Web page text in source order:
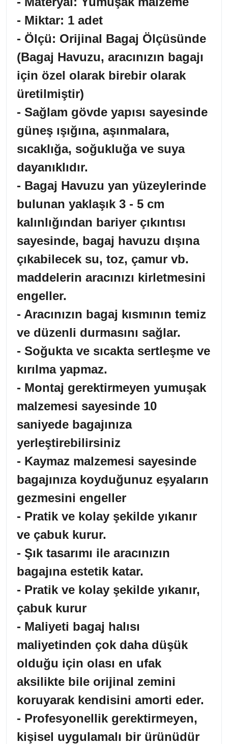
- Miktar: 1 adet
- Ölçü: Orijinal Bagaj Ölçüsünde
(Bagaj Havuzu, aracınızın bagajı
için özel olarak birebir olarak
üretilmiştir)
- Sağlam gövde yapısı sayesinde
güneş ışığına, aşınmalara,
sıcaklığa, soğukluğa ve suya
dayanıklıdır.
- Bagaj Havuzu yan yüzeylerinde
bulunan yaklaşık 3 - 5 cm
kalınlığından bariyer çıkıntısı
sayesinde, bagaj havuzu dışına
çıkabilecek su, toz, çamur vb.
maddelerin aracınızı kirletmesini
engeller.
- Aracınızın bagaj kısmının temiz
ve düzenli durmasını sağlar.
- Soğukta ve sıcakta sertleşme ve
kırılma yapmaz.
- Montaj gerektirmeyen yumuşak
malzemesi sayesinde 10
saniyede bagajınıza
yerleştirebilirsiniz
- Kaymaz malzemesi sayesinde
bagajınıza koyduğunuz eşyaların
gezmesini engeller
- Pratik ve kolay şekilde yıkanır
ve çabuk kurur.
- Şık tasarımı ile aracınızın
bagajına estetik katar.
- Pratik ve kolay şekilde yıkanır,
çabuk kurur
- Maliyeti bagaj halısı
maliyetinden çok daha düşük
olduğu için olası en ufak
aksilikte bile orijinal zemini
koruyarak kendisini amorti eder.
- Profesyonellik gerektirmeyen,
kişisel uygulamalı bir ürünüdür